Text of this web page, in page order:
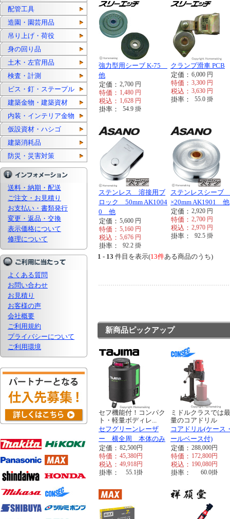
配管工具
造園・園芸用品
吊り上げ・荷役
身の回り品
土木・左官用品
検査・計測
ビス・釘・ステープル
建築金物・建築資材
内装・インテリア金物
仮設資材・ハシゴ
建築消耗品
防災・災害対策
送料・納期・配送
ご注文・お見積り
お支払い・書類発行
変更・返品・交換
表示価格について
修理について
よくある質問
お問い合わせ
お見積り
お客様の声
会社概要
ご利用規約
プライバシーについて
ご利用環境
強力型用シーブ K-75
他
定価： 2,700 円
特価： 1,480 円
税込： 1,628 円
掛率： 54.9 掛
クランプ滑車 PCB
定価： 6,000 円
特価： 3,300 円
税込： 3,630 円
掛率： 55.0 掛
ステンレス 溶接用ブ
ロック 50mm AK1004
0 他
定価： 5,600 円
特価： 5,160 円
税込： 5,676 円
掛率： 92.2 掛
ステンレスシーブ
×20mm AK1901 他
定価： 2,920 円
特価： 2,700 円
税込： 2,970 円
掛率： 92.5 掛
1 - 13 件目を表示(13件ある商品のうち)
新商品ピックアップ
セフ機能付！コンパク
ト・軽量ボディレ...
セフグリーンレーザ
ー 横全周 本体のみ
定価： 82,500円
特価： 45,380円
税込： 49,918円
掛率： 55.1掛
ミドルクラスでは
量のコアドリル
コアドリル(ケース
ールベース付)
定価： 288,000円
特価： 172,800円
税込： 190,080円
掛率： 60.0掛